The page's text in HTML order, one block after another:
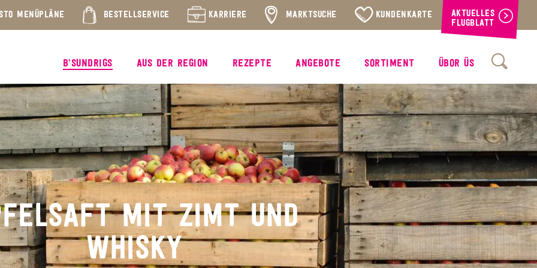
MENÜPLÄNE BESTELLSERVICE KARRIERE MARKTSUCHE KUNDENKARTE
AKTUELLES
FLUGBLATT
B’SUNDRIGS AUS DER REGION REZEPTE ANGEBOTE SORTIMENT ÜBOR ÜS
MIT ZIMT UND
WHISKY